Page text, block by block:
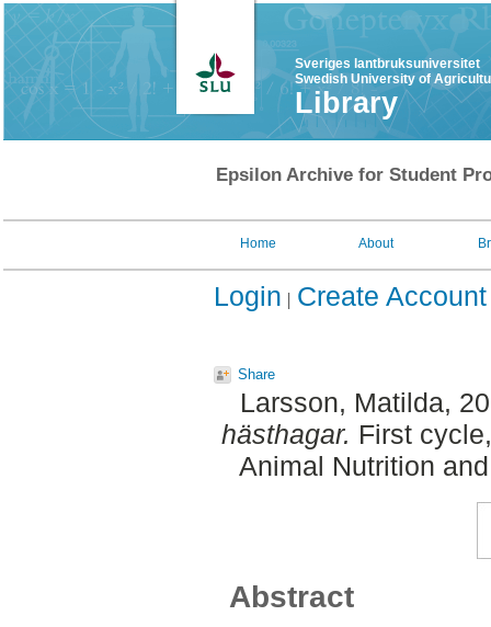
Sveriges lantbruksuniversitet
Swedish University of
Library
Epsilon Archive for Student
Home About
Login Create Account
Share
Larsson, Matilda,
hästhagar. First
Animal Nutrition
Abstract